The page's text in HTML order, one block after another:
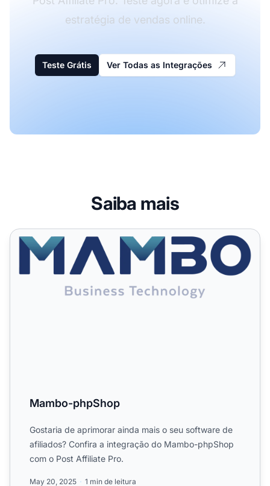
estratégia de vendas online.
Teste Grátis Ver Todas as Integrações
Saiba mais
Mambo-phpShop
Mambo-phpShop
Gostaria de aprimorar ainda mais o seu software de
afiliados? Confira a integração do Mambo-phpShop
com o Post Affiliate Pro.
May 20, 2025 1 min de leitura